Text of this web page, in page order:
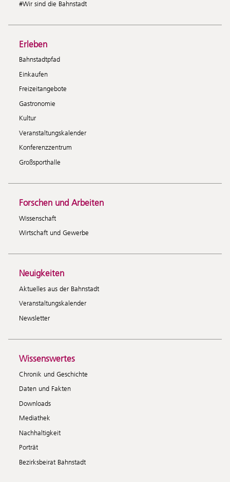
#Wir sind die Bahnstadt
Erleben
Bahnstadtpfad
Einkaufen
Freizeitangebote
Gastronomie
Kultur
Veranstaltungskalender
Konferenzzentrum
Großsporthalle
Forschen und Arbeiten
Wissenschaft
Wirtschaft und Gewerbe
Neuigkeiten
Aktuelles aus der Bahnstadt
Veranstaltungskalender
Newsletter
Wissenswertes
Chronik und Geschichte
Daten und Fakten
Downloads
Mediathek
Nachhaltigkeit
Porträt
Bezirksbeirat Bahnstadt